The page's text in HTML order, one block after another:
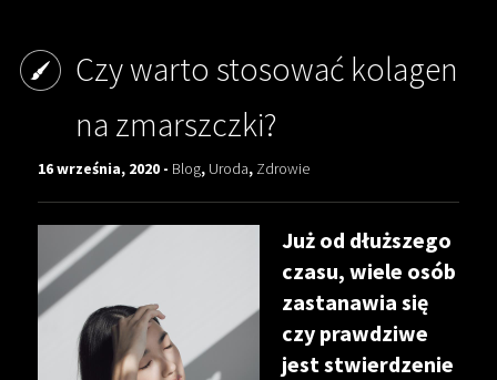
Czy warto stosować kolagen
na zmarszczki?
16 września, 2020 - Blog, Uroda, Zdrowie
Już od dłuższego
czasu, wiele osób
zastanawia się
czy prawdziwe
jest stwierdzenie